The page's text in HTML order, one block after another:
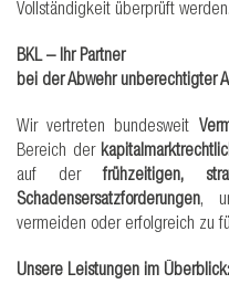
Vollständigkeit überprüft werden.
BKL – Ihr Partner
bei der Abwehr unberechtigter
Wir vertreten bundesweit
Bereich der
auf derfrühzeitigen,
Schadensersatzforderungen,
vermeiden oder erfolgreich zu
Unsere Leistungen im Überblick: